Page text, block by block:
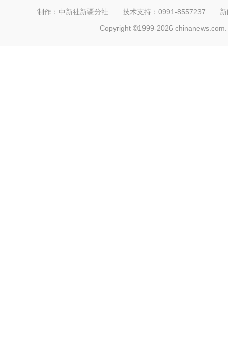
制作：中新社新疆分社 技术支持：0991-8557237
Copyright ©1999-2026